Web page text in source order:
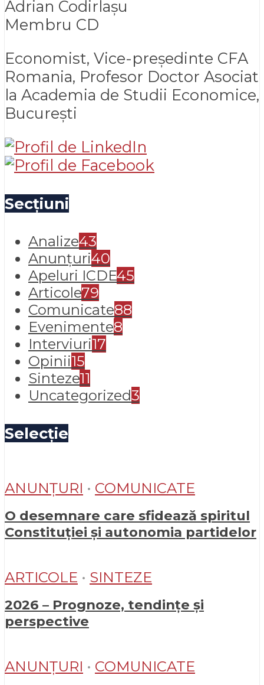
Adrian Codirlașu
Membru CD
Economist, Vice-președinte CFA
Romania, Profesor Doctor Asociat
la Academia de Studii Economice,
București
Secțiuni
Analize43
Anunțuri40
Apeluri ICDE45
Articole79
Comunicate88
Evenimente8
Interviuri17
Opinii15
Sinteze11
Uncategorized3
Selecție
ANUNȚURI • COMUNICATE
O desemnare care sfidează spiritul
Constituției și autonomia partidelor
ARTICOLE • SINTEZE
2026 – Prognoze, tendințe și
perspective
ANUNȚURI • COMUNICATE